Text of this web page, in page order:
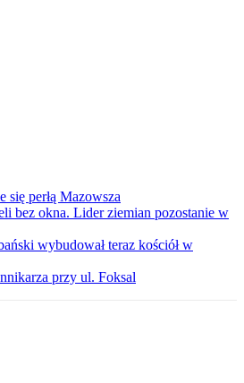
się perłą Mazowsza
bez okna. Lider ziemian pozostanie w
wybudował teraz kościół w
przy ul. Foksal